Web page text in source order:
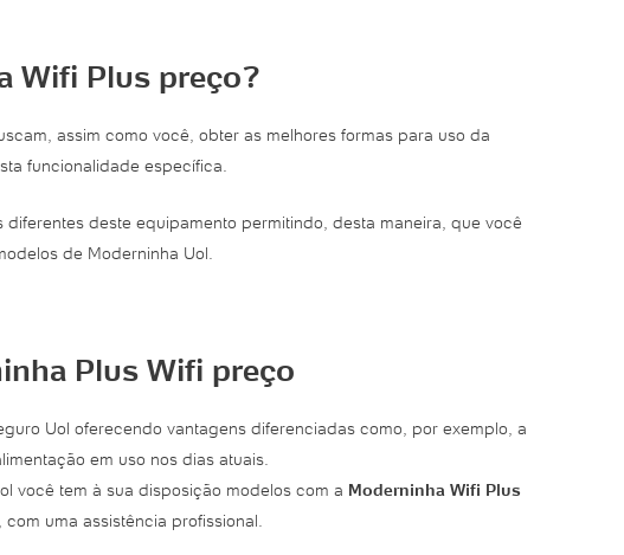
Wifi Plus preço?
assim como você, obter as melhores formas para uso da
funcionalidade específica.
diferentes deste equipamento permitindo, desta maneira, que você
de Moderninha Uol.
Plus Wifi preço
Uol oferecendo vantagens diferenciadas como, por exemplo, a
em uso nos dias atuais.
você tem à sua disposição modelos com a Moderninha Wifi Plus
uma assistência profissional.